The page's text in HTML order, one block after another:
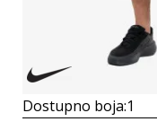
Dostupno boja:1